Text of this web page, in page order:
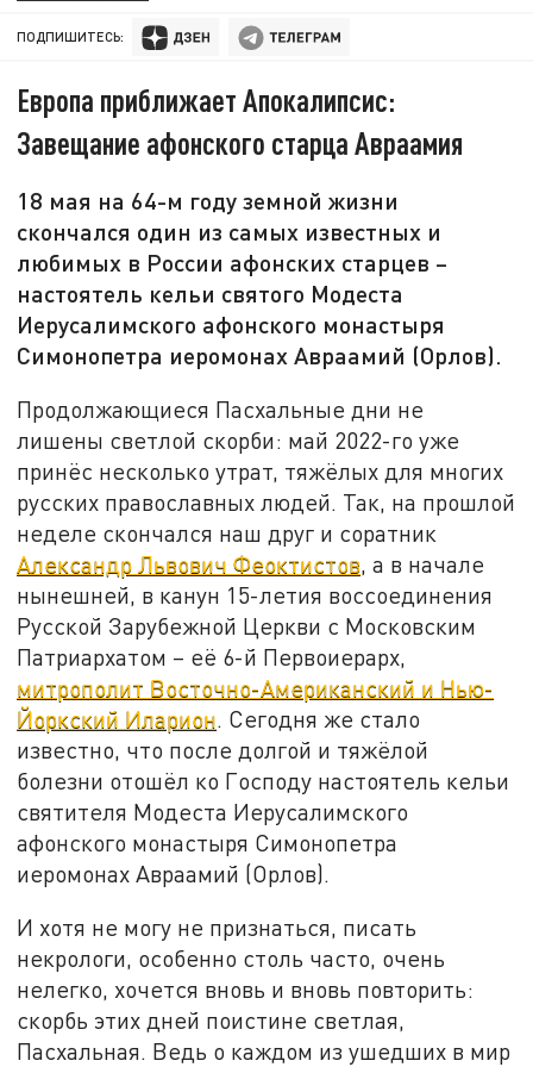
ПОДПИШИТЕСЬ:
Европа приближает Апокалипсис:
Завещание афонского старца Авраамия
18 мая на 64-м году земной жизни
скончался один из самых известных и
любимых в России афонских старцев –
настоятель кельи святого Модеста
Иерусалимского афонского монастыря
Симонопетра иеромонах Авраамий (Орлов).
Продолжающиеся Пасхальные дни не
лишены светлой скорби: май 2022-го уже
принёс несколько утрат, тяжёлых для многих
русских православных людей. Так, на прошлой
неделе скончался наш друг и соратник
Александр Львович Феоктистов, а в начале
нынешней, в канун 15-летия воссоединения
Русской Зарубежной Церкви с Московским
Патриархатом – её 6-й Первоиерарх,
митрополит Восточно-Американский и Нью-
Йоркский Иларион. Сегодня же стало
известно, что после долгой и тяжёлой
болезни отошёл ко Господу настоятель кельи
святителя Модеста Иерусалимского
афонского монастыря Симонопетра
иеромонах Авраамий (Орлов).
И хотя не могу не признаться, писать
некрологи, особенно столь часто, очень
нелегко, хочется вновь и вновь повторить:
скорбь этих дней поистине светлая,
Пасхальная. Ведь о каждом из ушедших в мир